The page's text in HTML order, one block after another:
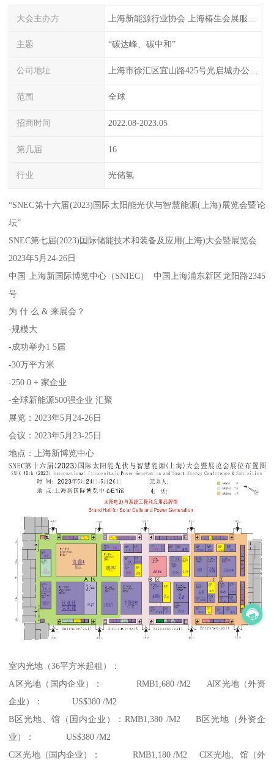
大会主办方
主题 “碳达峰、碳中和”
公司地址 上海市徐汇区宜山路425号光启城办公楼905-907室
范围 全球
招商时间 2022.08-2023.05
第几届 16
行业 光储氢
“SNEC第十六届(2023)国际太阳能光伏与智慧能源(上海)展览会暨论
坛”
SNEC第七届(2023)囯际储能技术和装备及应用(上海)大会暨展览会
2023年5月24-26日
中国·上海新国际博览中心（SNIEC） 中国上海浦东新区龙阳路2345
号
为 什 么 & 来展会？
-规模大
-成功举办1 5届
-30万平方米
-250 0 + 家企业
-全球新能源500强企业 汇聚
展览：2023年5月24-26日
会议：2023年5月23-25日
地点：上海新博览中心
室内光地（36平方米起租）：
A区光地（国内企业）： RMB1,680 /M2 A区光地（外资
企业）： US$380 /M2
B区光地、馆（国内企业）：RMB1,380 /M2 B区光地（外资企
业）： US$380 /M2
C区光地（国内企业）： RMB1,180 /M2 C区光地、馆（外